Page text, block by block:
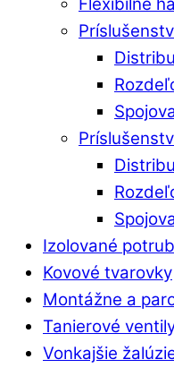
Izolované
Kovové tvarovky
Montážne a
Tanierové
Vonkajšie